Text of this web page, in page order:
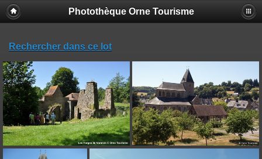
Photothèque Orne Tourisme
Rechercher dans ce lot